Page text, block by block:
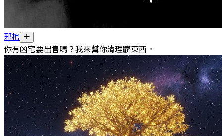
邪棺
你有凶宅要出售嗎？我來幫你清理髒東西。